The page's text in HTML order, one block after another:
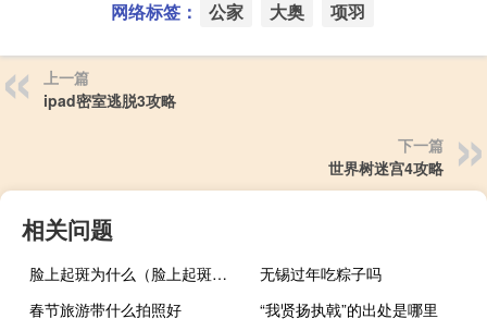
网络标签： 公家 大奥 项羽
上一篇
ipad密室逃脱3攻略
下一篇
世界树迷宫4攻略
相关问题
脸上起斑为什么（脸上起斑的原因）
无锡过年吃粽子吗
春节旅游带什么拍照好
“我贤扬执戟”的出处是哪里